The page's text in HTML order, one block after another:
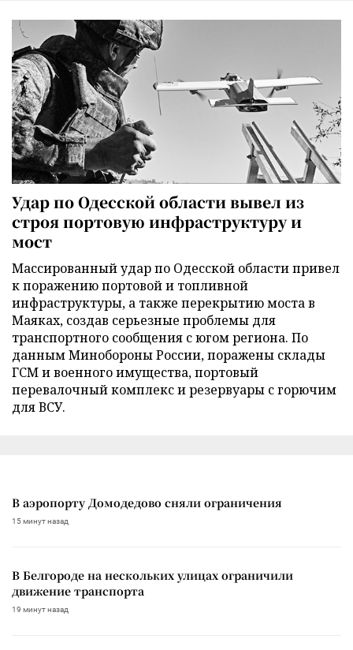
Удар по Одесской области вывел из
строя портовую инфраструктуру и
мост
Массированный удар по Одесской области привел
к поражению портовой и топливной
инфраструктуры, а также перекрытию моста в
Маяках, создав серьезные проблемы для
транспортного сообщения с югом региона. По
данным Минобороны России, поражены склады
ГСМ и военного имущества, портовый
перевалочный комплекс и резервуары с горючим
для ВСУ.
В аэропорту Домодедово сняли ограничения
15 минут назад
В Белгороде на нескольких улицах ограничили
движение транспорта
19 минут назад